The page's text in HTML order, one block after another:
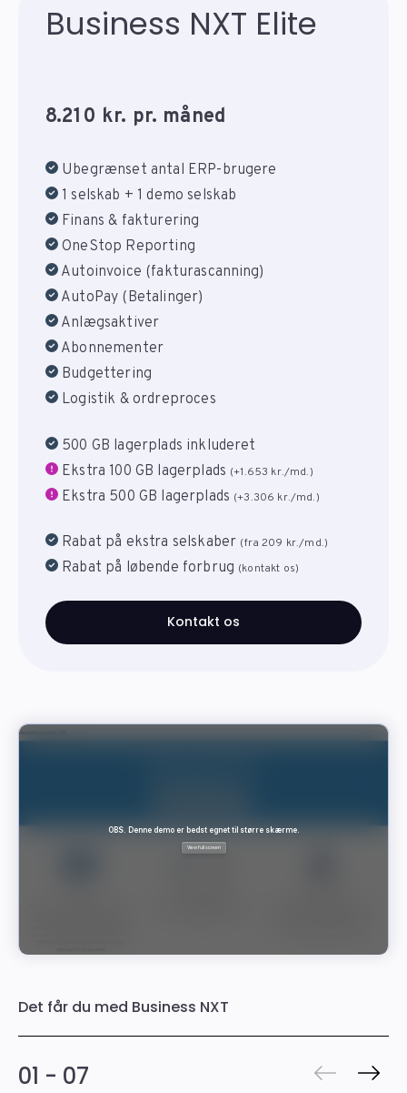
Business NXT Elite
8.210 kr. pr. måned
Ubegrænset antal ERP-brugere
1 selskab + 1 demo selskab
Finans & fakturering
OneStop Reporting
Autoinvoice (fakturascanning)
AutoPay (Betalinger)
Anlægsaktiver
Abonnementer
Budgettering
Logistik & ordreproces
500 GB lagerplads inkluderet
Ekstra 100 GB lagerplads (+1.653 kr./md.)
Ekstra 500 GB lagerplads (+3.306 kr./md.)
Rabat på ekstra selskaber (fra 209 kr./md.)
Rabat på løbende forbrug (kontakt os)
Kontakt os
Det får du med Business NXT
01 - 07